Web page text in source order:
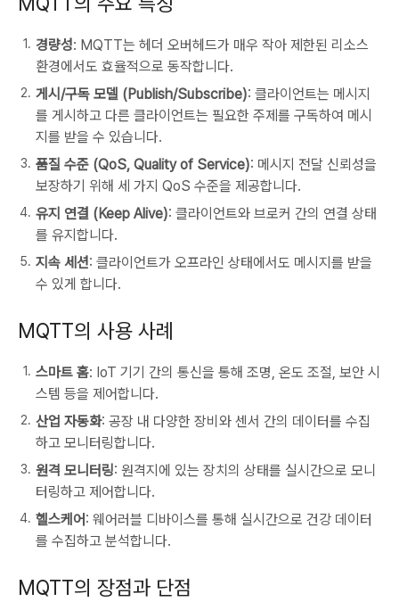
경량성: MQTT는 헤더 오버헤드가 매우 작아 제한된 리소스
환경에서도 효율적으로 동작합니다.
게시/구독 모델 (Publish/Subscribe): 클라이언트는 메시지
를 게시하고 다른 클라이언트는 필요한 주제를 구독하여 메시
지를 받을 수 있습니다.
품질 수준 (QoS, Quality of Service): 메시지 전달 신뢰성을
보장하기 위해 세 가지 QoS 수준을 제공합니다.
유지 연결 (Keep Alive): 클라이언트와 브로커 간의 연결 상태
를 유지합니다.
지속 세션: 클라이언트가 오프라인 상태에서도 메시지를 받을
수 있게 합니다.
MQTT의 사용 사례
스마트 홈: IoT 기기 간의 통신을 통해 조명, 온도 조절, 보안 시
스템 등을 제어합니다.
산업 자동화: 공장 내 다양한 장비와 센서 간의 데이터를 수집
하고 모니터링합니다.
원격 모니터링: 원격지에 있는 장치의 상태를 실시간으로 모니
터링하고 제어합니다.
헬스케어 : 웨어러블 디바이스를 통해 실시간으로 건강 데이터
를 수집하고 분석합니다.
MQTT의 장점과 단점